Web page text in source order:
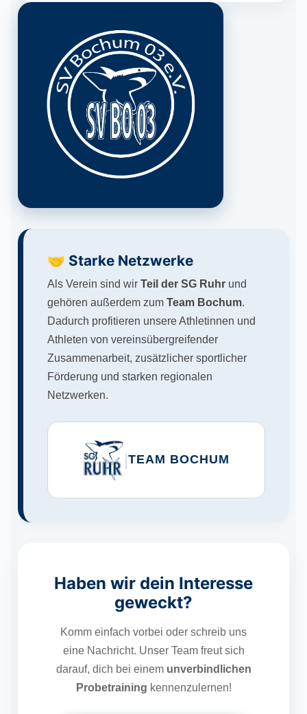
🤝 Starke Netzwerke
Als Verein sind wir Teil der SG Ruhr und
gehören außerdem zum Team Bochum.
Dadurch profitieren unsere Athletinnen und
Athleten von vereinsübergreifender
Zusammenarbeit, zusätzlicher sportlicher
Förderung und starken regionalen
Netzwerken.
|TEAM BOCHUM
Haben wir dein Interesse
geweckt?
Komm einfach vorbei oder schreib uns
eine Nachricht. Unser Team freut sich
darauf, dich bei einem unverbindlichen
Probetraining kennenzulernen!